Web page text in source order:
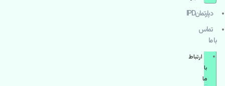
دپارتمانIPD
تماس
با ما
ارتباط
با
ما